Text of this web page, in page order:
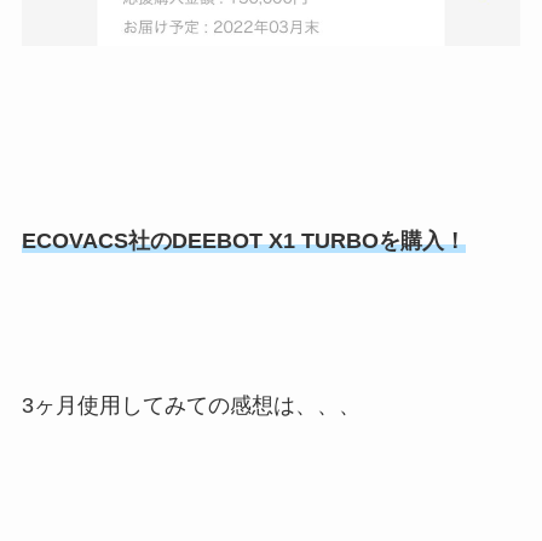
ECOVACS社のDEEBOT X1 TURBOを購入！
3ヶ月使用してみての感想は、、、